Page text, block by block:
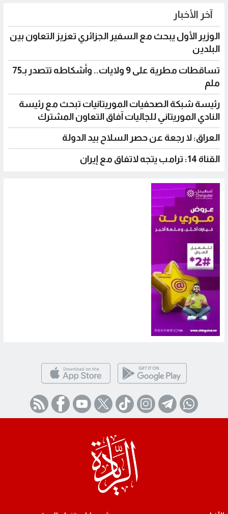
آخر الأخبار
الوزير الأول يبحث مع السفير الجزائري تعزيز التعاون بين
البلدين
تساقطات مطرية على 9 ولايات.. وأشكاطه تتصدر بـ75
ملم
رئيسة شبكة الصحفيات الموريتانيات تبحث مع رئيسة
النادي الموريتاني للجاليات آفاق التعاون المشترك
العراق: لا رجعة عن حصر السلاح بيد الدولة
القناة 14: ترامب يتجه لاتفاق مع إيران